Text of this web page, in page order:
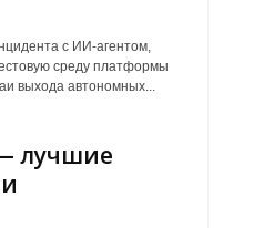
с ИИ-агентом,
среду платформы
выхода автономных...
лучшие